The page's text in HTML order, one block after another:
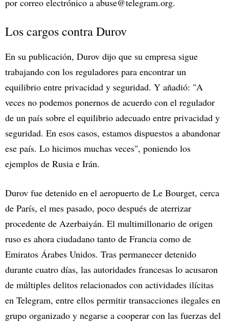
por correo electrónico a abuse@telegram.org.
Los cargos contra Durov
En su publicación, Durov dijo que su empresa sigue
trabajando con los reguladores para encontrar un
equilibrio entre privacidad y seguridad. Y añadió: "A
veces no podemos ponernos de acuerdo con el regulador
de un país sobre el equilibrio adecuado entre privacidad y
seguridad. En esos casos, estamos dispuestos a abandonar
ese país. Lo hicimos muchas veces", poniendo los
ejemplos de Rusia e Irán.
Durov fue detenido en el aeropuerto de Le Bourget, cerca
de París, el mes pasado, poco después de aterrizar
procedente de Azerbaiyán. El multimillonario de origen
ruso es ahora ciudadano tanto de Francia como de
Emiratos Árabes Unidos. Tras permanecer detenido
durante cuatro días, las autoridades francesas lo acusaron
de múltiples delitos relacionados con actividades ilícitas
en Telegram, entre ellos permitir transacciones ilegales en
grupo organizado y negarse a cooperar con las fuerzas del